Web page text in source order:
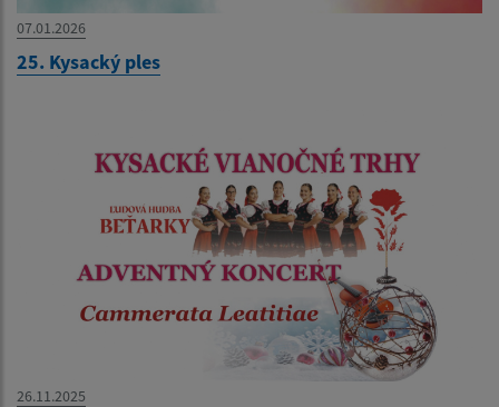
07.01.2026
25. Kysacký ples
26.11.2025